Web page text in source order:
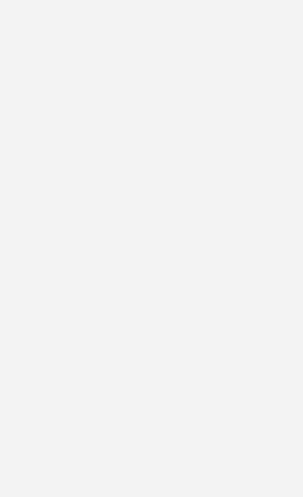
Informationen zum Projekt sind
„Material“, „Pläne“,
unterteilt. In den
der Eingabe können die Inhalte
werden. Für jeden Bereich
mehrfach durch Texte und
werden. Alle projektweiten
z.B. projektbezogene
oder Expositionsklassen
in das Dokument
kann eine Liste der
automatisch erzeugt
mit der BauStatik-
lassen sich mit dem Modul
Weise projektbezogene,
Vorbemerkungen als